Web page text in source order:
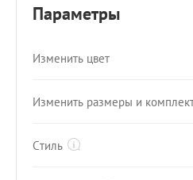
Параметры
Изменить цвет
Изменить размеры и
Стиль